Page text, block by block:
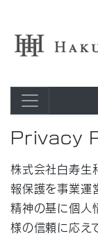
Privacy
株式会社白寿
報保護を事業運
精神の基に個人
様の信頼に応え